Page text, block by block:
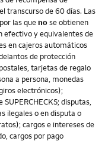
transcurso de 60 días. Las
las quenose obtienen
efectivo y equivalentes de
en cajeros automáticos
de protección
tarjetas de regalo
a persona, monedas
electrónicos);
disputas,
ilegales o en disputa o
cargos e intereses de
cargos por pago